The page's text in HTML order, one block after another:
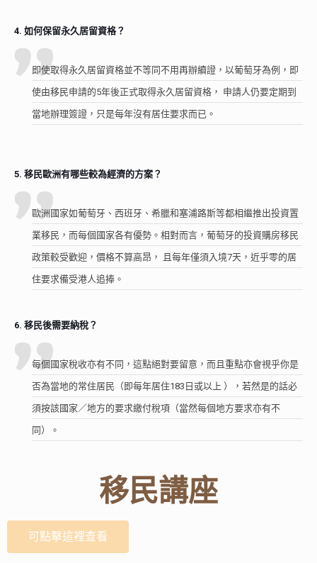
4. 如何保留永久居留資格？
即使取得永久居留資格並不等同不用再辦續證，以葡萄牙為例，即
使由移民申請的5年後正式取得永久居留資格， 申請人仍要定期到
當地辦理簽證，只是每年沒有居住要求而已。
5. 移民歐洲有哪些較為經濟的方案？
歐洲國家如葡萄牙、西班牙、希臘和塞浦路斯等都相繼推出投資置
業移民，而每個國家各有優勢。相對而言，葡萄牙的投資購房移民
政策較受歡迎，價格不算高昂， 且每年僅須入境7天，近乎零的居
住要求備受港人追捧。
6. 移民後需要納稅？
每個國家稅收亦有不同，這點絕對要留意，而且重點亦會視乎你是
否為當地的常住居民（即每年居住183日或以上 ），若然是的話必
須按該國家／地方的要求繳付稅項（當然每個地方要求亦有不
同）。
移民講座
可點擊這裡查看